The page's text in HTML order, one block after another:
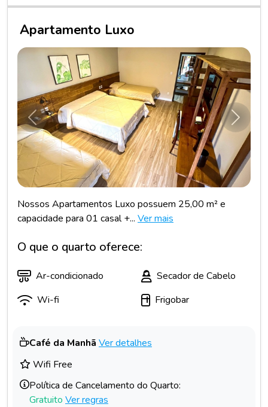
Apartamento Luxo
Anterior
Nossos Apartamentos Luxo possuem 25,00 m² e
capacidade para 01 casal +... Ver mais
O que o quarto oferece:
Ar-condicionado
Secador de Cabelo
Wi-fi
Frigobar
Café da Manhã Ver detalhes
Wifi Free
Política de Cancelamento do Quarto:
Gratuito Ver regras